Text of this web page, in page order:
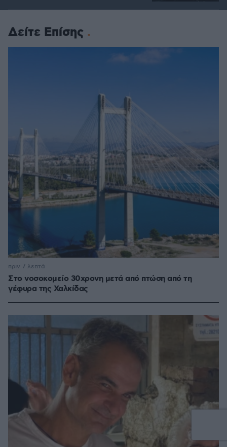
Δείτε Επίσης
Στο νοσοκομείο 30χρονη μετά από πτώση από τη
γέφυρα της Χαλκίδας
πριν 7 λεπτά